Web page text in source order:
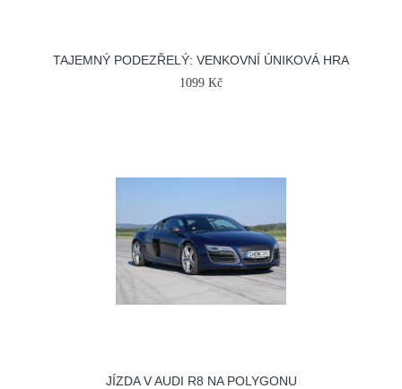
TAJEMNÝ PODEZŘELÝ: VENKOVNÍ ÚNIKOVÁ HRA
1099 Kč
JÍZDA V AUDI R8 NA POLYGONU